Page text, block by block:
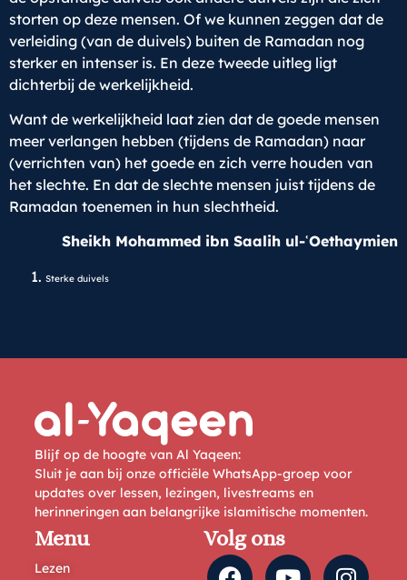
storten op deze mensen. Of we kunnen zeggen dat de
verleiding (van de duivels) buiten de Ramadan nog
sterker en intenser is. En deze tweede uitleg ligt
dichterbij de werkelijkheid.
Want de werkelijkheid laat zien dat de goede mensen
meer verlangen hebben (tijdens de Ramadan) naar
(verrichten van) het goede en zich verre houden van
het slechte. En dat de slechte mensen juist tijdens de
Ramadan toenemen in hun slechtheid.
Sheikh Mohammed ibn Saalih ul-ʿOethaymien
Sterke duivels
Blijf op de hoogte van Al Yaqeen:
Sluit je aan bij onze officiële WhatsApp-groep voor
updates over lessen, lezingen, livestreams en
herinneringen aan belangrijke islamitische momenten.
Menu
Lezen
Volg ons